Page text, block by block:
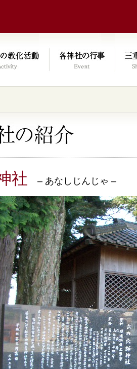
jinjacho.or.jp/public_html/kyoka.mie-
社 – あなしじんじゃ –